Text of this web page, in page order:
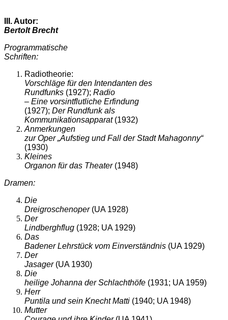
III. Autor:
Bertolt Brecht
Programmatische
Schriften:
Radiotheorie:
Vorschläge für den Intendanten des
Rundfunks (1927); Radio
– Eine vorsintflutliche Erfindung
(1927); Der Rundfunk als
Kommunikationsapparat (1932)
Anmerkungen
zur Oper „Aufstieg und Fall der Stadt Mahagonny“
(1930)
Kleines
Organon für das Theater(1948)
Dramen:
Die
Dreigroschenoper(UA 1928)
Der
Lindberghflug (1928; UA 1929)
Das
Badener Lehrstück vom Einverständnis (UA 1929)
Der
Jasager(UA 1930)
Die
heilige Johanna der Schlachthöfe (1931; UA 1959)
Herr
Puntila und sein Knecht Matti (1940; UA 1948)
Mutter